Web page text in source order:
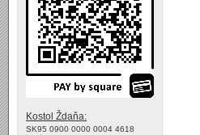
Kostol Ždaňa:
SK95 0900 0000 0004 4618